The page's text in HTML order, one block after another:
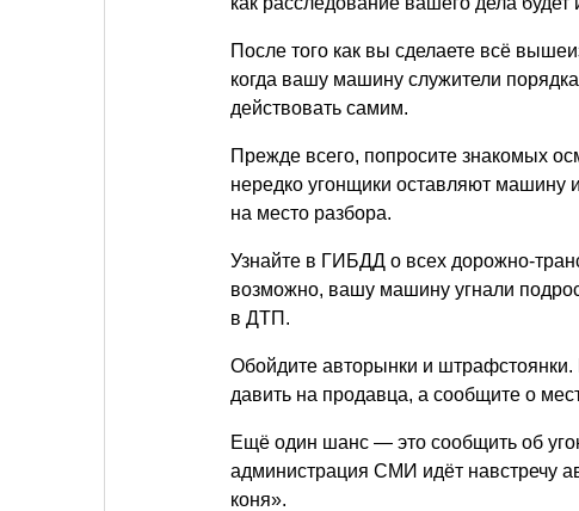
После того как вы сделаете всё
когда вашу машину служители
действовать самим.
Прежде всего, попросите знакомых
нередко угонщики оставляют
на место разбора.
Узнайте в ГИБДД о всех дорожно-
возможно, вашу машину угнали
в ДТП.
Обойдите авторынки и
давить на продавца, а сообщите о
Ещё один шанс — это сообщить об
администрация СМИ идёт навстречу
коня».